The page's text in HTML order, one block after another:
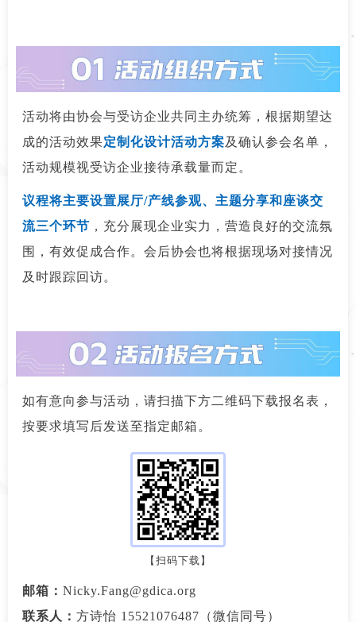
活动将由协会与受访企业共同主办统筹，根据期望达
成的活动效果定制化设计活动方案及确认参会名单，
活动规模视受访企业接待承载量而定。
议程将主要设置展厅/产线参观、主题分享和座谈交
流三个环节 ，充分展现企业实力，营造良好的交流氛
围，有效促成合作。会后协会也将根据现场对接情况
及时跟踪回访。
如有意向参与活动，请扫描下方二维码下载报名表，
按要求填写后发送至指定邮箱。
【扫码下载】
邮箱： Nicky.Fang@gdica.org
联系人： 方诗怡 15521076487（微信同号）